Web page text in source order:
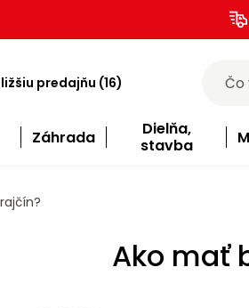
predajňu (16)
Záhrada
Dielňa,
stavba
Ako mať